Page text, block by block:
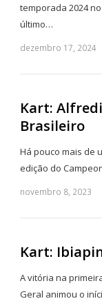
temporada 2024
último…
dezembro 17, 2024
Kart:
Brasileiro
Há pouco mais de
edição do
novembro 8, 2023
Kart:
A vitória na
Geral animou o